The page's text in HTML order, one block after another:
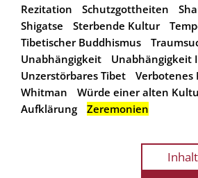
Rezitation
Schutzgottheiten
Shigatse
Sterbende Kultur
Tibetischer Buddhismus
Unabhängigkeit
Unabhängigkeit
Unzerstörbares Tibet
Verbotenes
Whitman
Würde einer alten
Aufklärung
Zeremonien